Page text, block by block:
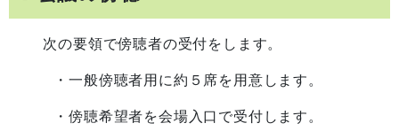
次の要領で傍聴者の受付をします。
・一般傍聴者用に約５席を用意します。
・傍聴希望者を会場入口で受付します。